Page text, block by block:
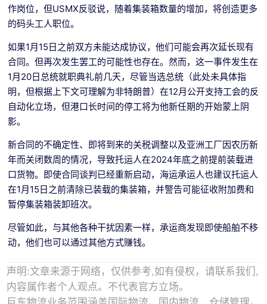
作岗位，但USMX反驳说，随着集装箱数量的增加，将创造更多
的码头工人职位。
如果1月15日之前双方未能达成协议，他们可能会再次延长现有
合同。但再次发生罢工的可能性也存在。然而，这一事件发生在
1月20日总统就职典礼前几天，尽管当选总统（此处未具体指
明，但根据上下文可理解为非特朗普）在12月公开支持工会的反
自动化立场，但港口长时间的停工将为他新任期的开始蒙上阴
影。
新合同的不确定性、即将到来的关税调整以及亚洲工厂因农历新
年而关闭数周的情况，导致托运人在2024年底之前提前装载进
口货物。即使合同谈判已经重新启动，海运承运人也建议托运人
在1月15日之前清除已装载的集装箱，并警告可能征收附加费和
暂停集装箱装卸班次。
尽管如此，与其他各种干扰因素一样，承运商发现即使船舶不移
动，他们也可以通过其他方式赚钱。
声明:文章来源于网络，仅供参考,如有侵权，请联系我们,
内容属作者个人观点。不代表官方立场。